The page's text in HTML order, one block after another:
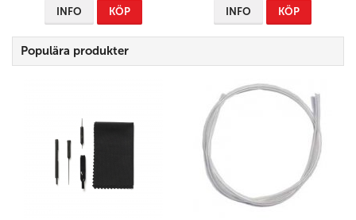
INFO KÖP INFO KÖP
Populära produkter